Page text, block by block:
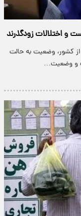
و اختلالات زودگذرند
کشور، وضعیت به حالت
و وضعیت…